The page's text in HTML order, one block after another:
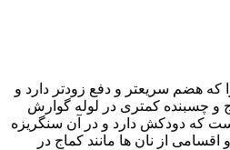
که هضم سریعتر و دفع زودتر دارد و
و چسبنده کمتری در لوله گوارش
که دودکش دارد و در آن سنگریزه
از نان ها مانند کماج در